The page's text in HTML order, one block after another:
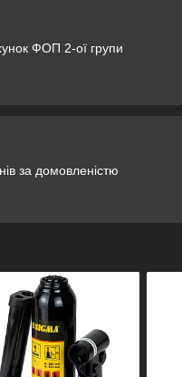
ФОП 2-ої групи
за домовленістю